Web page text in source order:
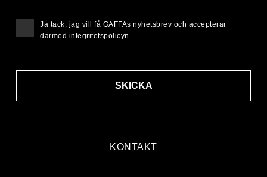
KONTAKT
SKICKA
Ja tack, jag vill få GAFFAs nyhetsbrev och accepterar
därmed integritetspolicyn